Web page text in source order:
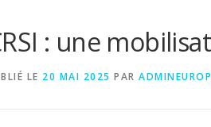
: une
LE 20 MAI 2025 PAR